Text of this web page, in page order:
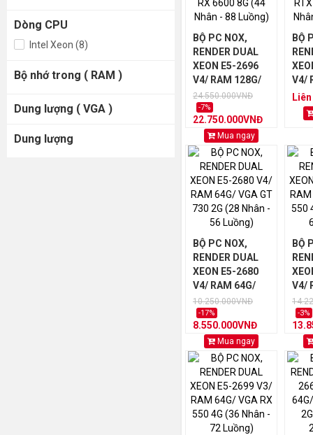
Dòng CPU
Intel Xeon (8)
Bộ nhớ trong ( RAM )
Dung lượng ( VGA )
Dung lượng
BỘ PC NOX,
RENDER DUAL
XEON E5-2696
V4/ RAM 128G/
VGA RX 6600 8G
(44 Nhân - 88
Luồng)
24.550.000VNĐ
-7%
22.750.000VNĐ
Mua ngay
BỘ
V4/
BỘ PC NOX,
RENDER DUAL
XEON E5-2680
V4/ RAM 64G/
VGA GT 730 2G
(28 Nhân - 56
Luồng)
10.250.000VNĐ
-17%
8.550.000VNĐ
Mua ngay
BỘ
V4/
(32
-3%